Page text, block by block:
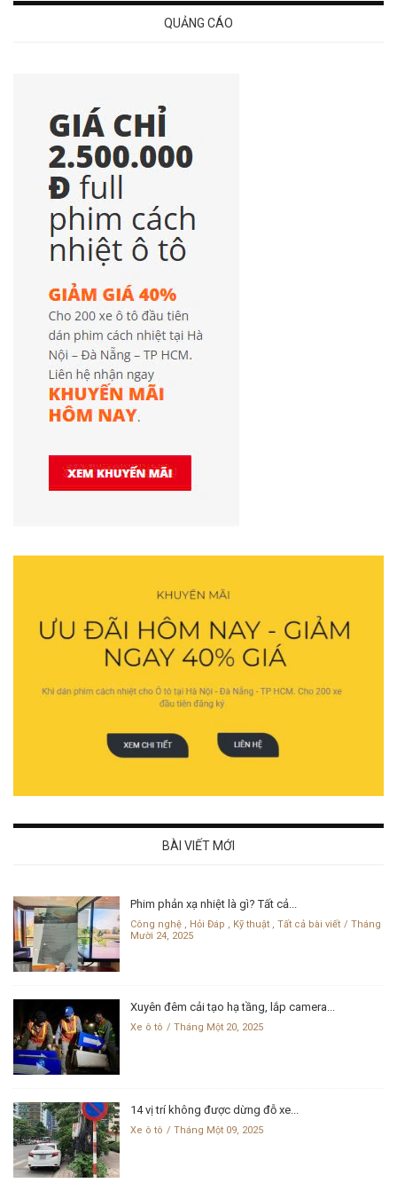
QUẢNG CÁO
BÀI VIẾT MỚI
Phim phản xạ nhiệt là gì? Tất cả...
Công nghệ , Hỏi Đáp , Kỹ thuật , Tất cả bài viết
Tháng
Mười 24, 2025
Xuyên đêm cải tạo hạ tầng, lắp camera...
Xe ô tô Tháng Một 20, 2025
14 vị trí không được dừng đỗ xe...
Xe ô tô Tháng Một 09, 2025